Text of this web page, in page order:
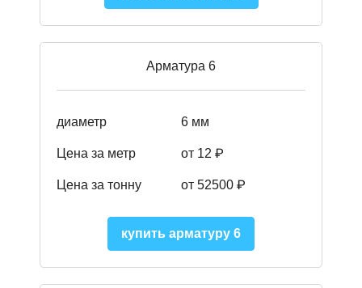
Арматура 6
диаметр 6 мм
Цена за метр от 12 ₽
Цена за тонну от 52500 ₽
купить арматуру 6